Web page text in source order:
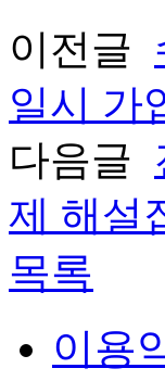
이전글
일시 가
다음글
제 해설
목록
이용